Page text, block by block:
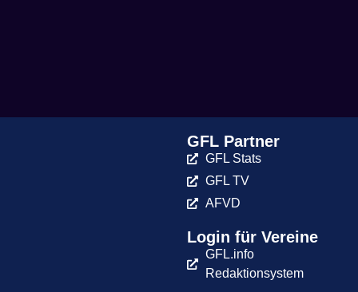
GFL Partner
GFL Stats
GFL TV
AFVD
Login für Vereine
GFL.info
Redaktionsystem